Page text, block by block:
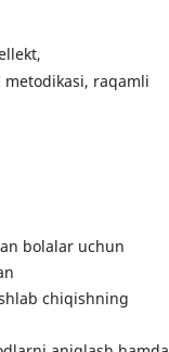
metodikasi, raqamli
bolalar uchun
chiqishning